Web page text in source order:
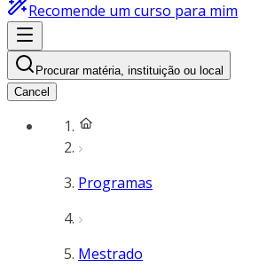
Recomende um curso para mim
Procurar matéria, instituição ou local
Cancel
Programas
Mestrado